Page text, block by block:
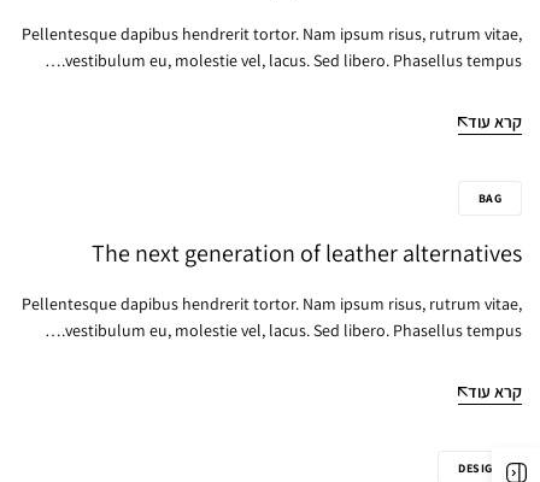
Pellentesque dapibus hendrerit tortor. Nam ipsum risus, rutrum vitae,
vestibulum eu, molestie vel, lacus. Sed libero. Phasellus tempus.…
קרא עוד
BAG
The next generation of leather alternatives
Pellentesque dapibus hendrerit tortor. Nam ipsum risus, rutrum vitae,
vestibulum eu, molestie vel, lacus. Sed libero. Phasellus tempus.…
קרא עוד
DESIGN